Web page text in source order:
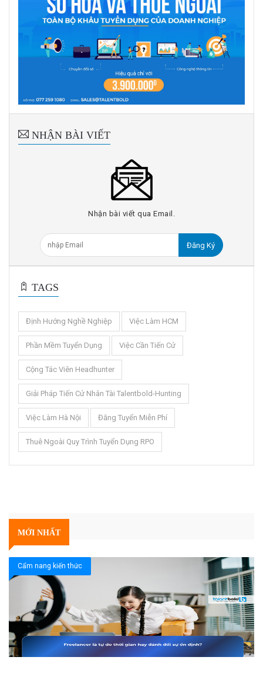
NHẬN BÀI VIẾT
Nhận bài viết qua Email.
Đăng Ký
TAGS
Định Hướng Nghề Nghiệp Việc Làm HCM
Phần Mềm Tuyển Dụng Việc Cần Tiến Cử
Cộng Tác Viên Headhunter
Giải Pháp Tiến Cử Nhân Tài Talentbold-Hunting
Việc Làm Hà Nội Đăng Tuyển Miễn Phí
Thuê Ngoài Quy Trình Tuyển Dụng RPO
MỚI NHẤT
Cẩm nang kiến thức